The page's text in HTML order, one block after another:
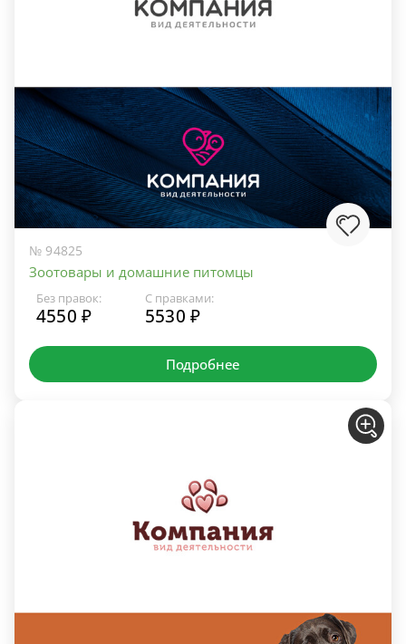
№ 94825
Зоотовары и домашние питомцы
Без правок:
4550 ₽
С правками:
5530 ₽
Подробнее